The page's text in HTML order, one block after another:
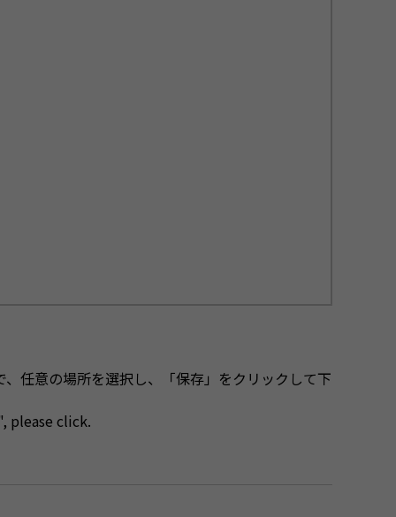
任意の場所を選択し、「保存」をクリックして下
please click.